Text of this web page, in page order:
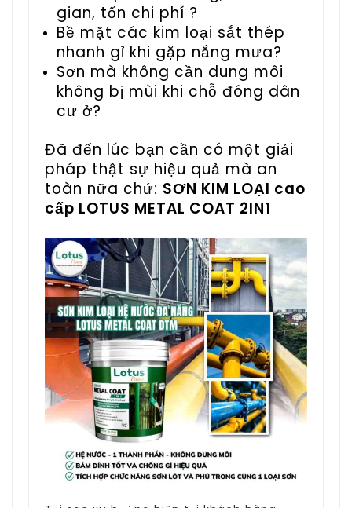
gian, tốn chi phí ?
Bề mặt các kim loại sắt thép
nhanh gỉ khi gặp nắng mưa?
Sơn mà không cần dung môi
không bị mùi khi chỗ đông dân
cư ở?
Đã đến lúc bạn cần có một giải
pháp thật sự hiệu quả mà an
toàn nữa chứ: SƠN KIM LOẠI cao
cấp LOTUS METAL COAT 2IN1